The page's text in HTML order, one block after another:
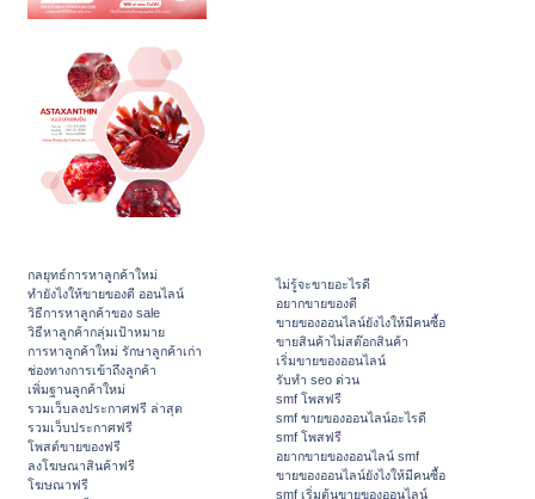
กลยุทธ์การหาลูกค้าใหม่
ทํายังไงให้ขายของดี ออนไลน์
วิธีการหาลูกค้าของ sale
วิธีหาลูกค้ากลุ่มเป้าหมาย
การหาลูกค้าใหม่ รักษาลูกค้าเก่า
ช่องทางการเข้าถึงลูกค้า
เพิ่มฐานลูกค้าใหม่
รวมเว็บลงประกาศฟรี ล่าสุด
รวมเว็บประกาศฟรี
โพสต์ขายของฟรี
ลงโฆษณาสินค้าฟรี
โฆษณาฟรี
ไม่รู้จะขายอะไรดี
อยากขายของดี
ขายของออนไลน์ยังไงให้มีคนซื้อ
ขายสินค้าไม่สต๊อกสินค้า
เริ่มขายของออนไลน์
รับทำ seo ด่วน
smf โพสฟรี
smf ขายของออนไลน์อะไรดี
smf โพสฟรี
อยากขายของออนไลน์ smf
ขายของออนไลน์ยังไงให้มีคนซื้อ
smf เริ่มต้นขายของออนไลน์